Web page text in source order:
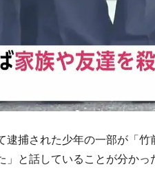
捕された少年の一部が「竹
と話していることが分かっ